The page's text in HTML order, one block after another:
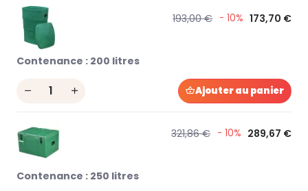
Contenance : 200 litres
193,00 € - 10% 173,70 €
Quantity Ajouter au panier
Contenance : 250 litres
321,86 € - 10% 289,67 €